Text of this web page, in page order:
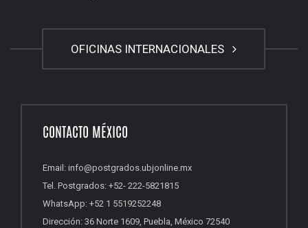
OFICINAS INTERNACIONALES
CONTACTO MÉXICO
Email: info@postgrados.ubjonline.mx
Tel. Postgrados: +52- 222-5821815
WhatsApp: +52 1 5519252248
Dirección: 36 Norte 1609, Puebla, México 72540